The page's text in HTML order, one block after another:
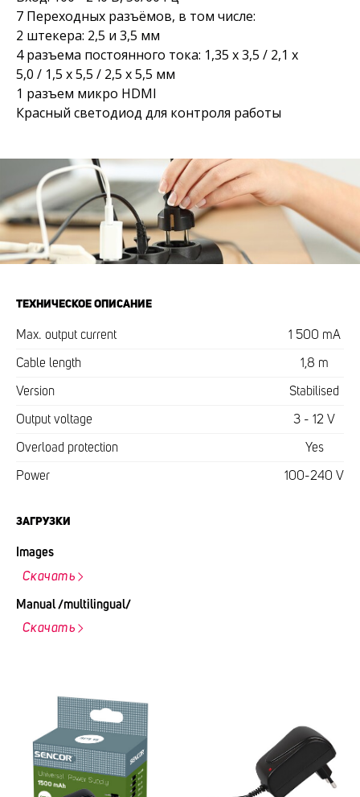
7 Переходных разъёмов, в том числе:
2 штекера: 2,5 и 3,5 мм
4 разъема постоянного тока: 1,35 x 3,5 / 2,1 x
5,0 / 1,5 x 5,5 / 2,5 x 5,5 мм
1 разъем микро HDMI
Красный светодиод для контроля работы
ТЕХНИЧЕСКОЕ ОПИСАНИЕ
Max. output current 1 500 mA
Cable length 1,8 m
Version Stabilised
Output voltage 3 - 12 V
Overload protection Yes
Power 100-240 V
ЗАГРУЗКИ
Images
Скачать
Manual /multilingual/
Скачать